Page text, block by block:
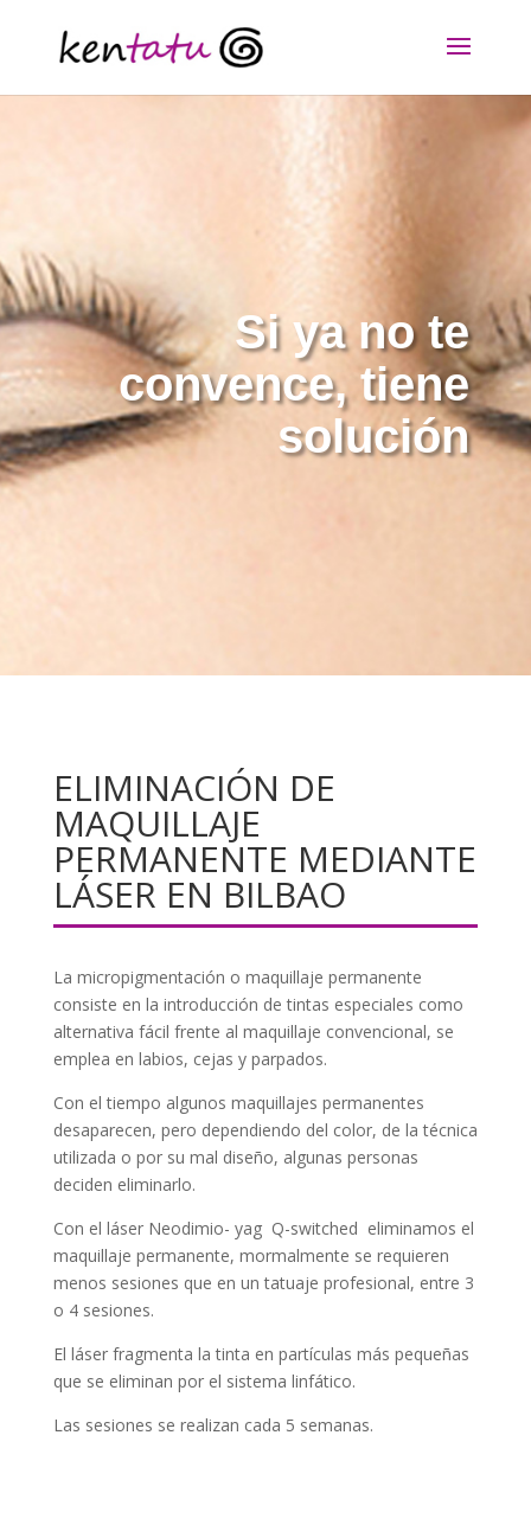
Si ya no te
convence, tiene
solución
ELIMINACIÓN DE
MAQUILLAJE
PERMANENTE MEDIANTE
LÁSER EN BILBAO
La micropigmentación o maquillaje permanente
consiste en la introducción de tintas especiales como
alternativa fácil frente al maquillaje convencional, se
emplea en labios, cejas y parpados.
Con el tiempo algunos maquillajes permanentes
desaparecen, pero dependiendo del color, de la técnica
utilizada o por su mal diseño, algunas personas
deciden eliminarlo.
Con el láser Neodimio- yag Q-switched eliminamos el
maquillaje permanente, mormalmente se requieren
menos sesiones que en un tatuaje profesional, entre 3
o 4 sesiones.
El láser fragmenta la tinta en partículas más pequeñas
que se eliminan por el sistema linfático.
Las sesiones se realizan cada 5 semanas.